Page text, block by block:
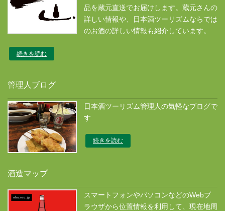
品を蔵元直送でお届けします。蔵元さんの
詳しい情報や、日本酒ツーリズムならでは
のお酒の詳しい情報も紹介しています。
続きを読む
管理人ブログ
日本酒ツーリズム管理人の気軽なブログで
す
続きを読む
酒造マップ
スマートフォンやパソコンなどのWebブ
ラウザから位置情報を利用して、現在地周